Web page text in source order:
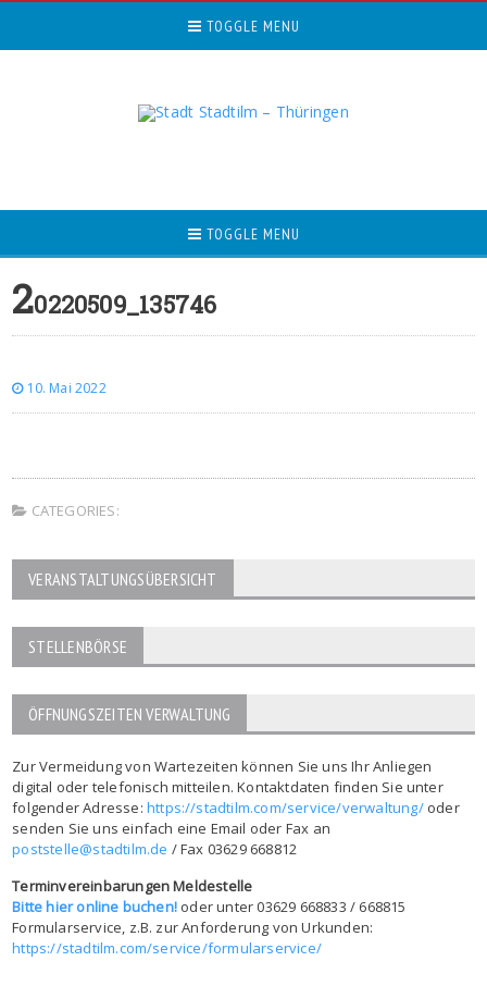
TOGGLE MENU
TOGGLE MENU
20220509_135746
10. Mai 2022
CATEGORIES:
VERANSTALTUNGSÜBERSICHT
STELLENBÖRSE
ÖFFNUNGSZEITEN VERWALTUNG
Zur Vermeidung von Wartezeiten können Sie uns Ihr Anliegen
digital oder telefonisch mitteilen. Kontaktdaten finden Sie unter
folgender Adresse: https://stadtilm.com/service/verwaltung/oder
senden Sie uns einfach eine Email oder Fax an
poststelle@stadtilm.de / Fax 03629 668812
Terminvereinbarungen Meldestelle
Bitte hier online buchen! oder unter 03629 668833 / 668815
Formularservice, z.B. zur Anforderung von Urkunden:
https://stadtilm.com/service/formularservice/